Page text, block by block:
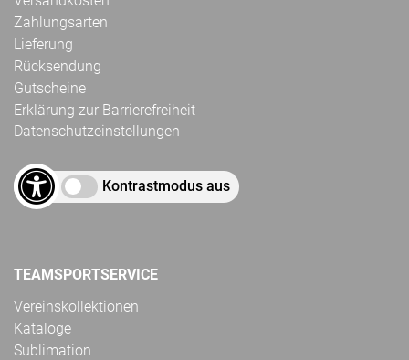
Zahlungsarten
Lieferung
Rücksendung
Gutscheine
Erklärung zur Barrierefreiheit
Datenschutzeinstellungen
Kontrastmodus aus
TEAMSPORTSERVICE
Vereinskollektionen
Kataloge
Sublimation